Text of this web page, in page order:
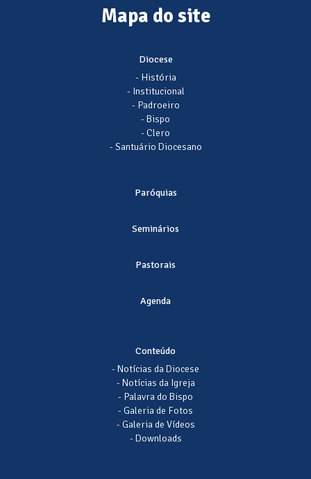
Mapa do site
Diocese
- História
- Institucional
- Padroeiro
- Bispo
- Clero
- Santuário Diocesano
Paróquias
Seminários
Pastorais
Agenda
Conteúdo
- Notícias da Diocese
- Notícias da Igreja
- Palavra do Bispo
- Galeria de Fotos
- Galeria de Vídeos
- Downloads